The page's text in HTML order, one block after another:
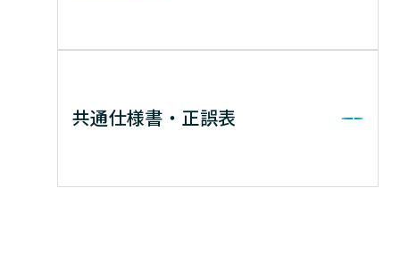
共通仕様書・正誤表